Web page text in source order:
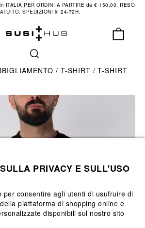
ITALIA PER ORDINI A PARTIRE da € 150,00. RESO
SPEDIZIONI in 24-72H.
T-SHIRT T-SHIRT
PRIVACY E SULL'USO
per consentire agli utenti di usufruire di
piattaforma di shopping online e
disponibili sul nostro sito